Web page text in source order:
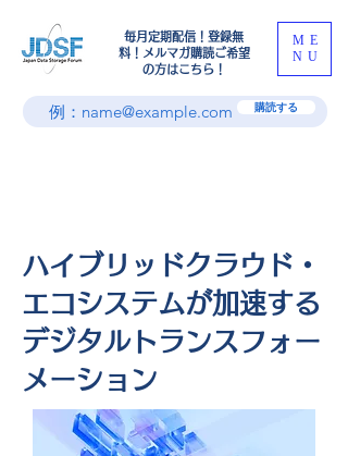
​毎月定期配信！登録無
料！メルマガ購読ご希望
の方はこちら！
ME
NU
購読する
ハイブリッドクラウド・
エコシステムが加速する
デジタルトランスフォー
メーション